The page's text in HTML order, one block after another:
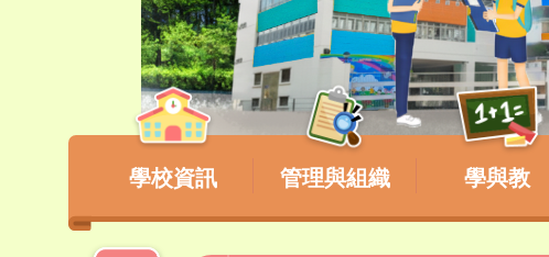
學校資訊 管理與組織 學與教